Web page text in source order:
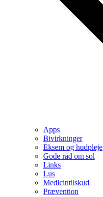
Apps
Bivirkninger
Eksem og hudpleje
Gode råd om sol
Links
Lus
Medicintilskud
Prævention